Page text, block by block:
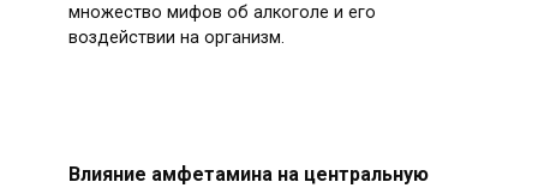
множество мифов об алкоголе и его
воздействии на организм.
Влияние амфетамина на центральную